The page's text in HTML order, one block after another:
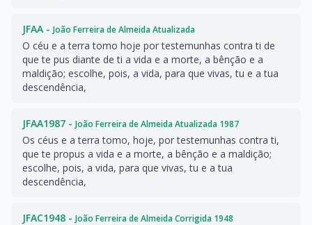
JFAA - João Ferreira de Almeida Atualizada
O céu e a terra tomo hoje por testemunhas contra ti de
que te pus diante de ti a vida e a morte, a bênção e a
maldição; escolhe, pois, a vida, para que vivas, tu e a tua
descendência,
JFAA1987 - João Ferreira de Almeida Atualizada 1987
Os céus e a terra tomo, hoje, por testemunhas contra ti,
que te propus a vida e a morte, a bênção e a maldição;
escolhe, pois, a vida, para que vivas, tu e a tua
descendência,
JFAC1948 - João Ferreira de Almeida Corrigida 1948